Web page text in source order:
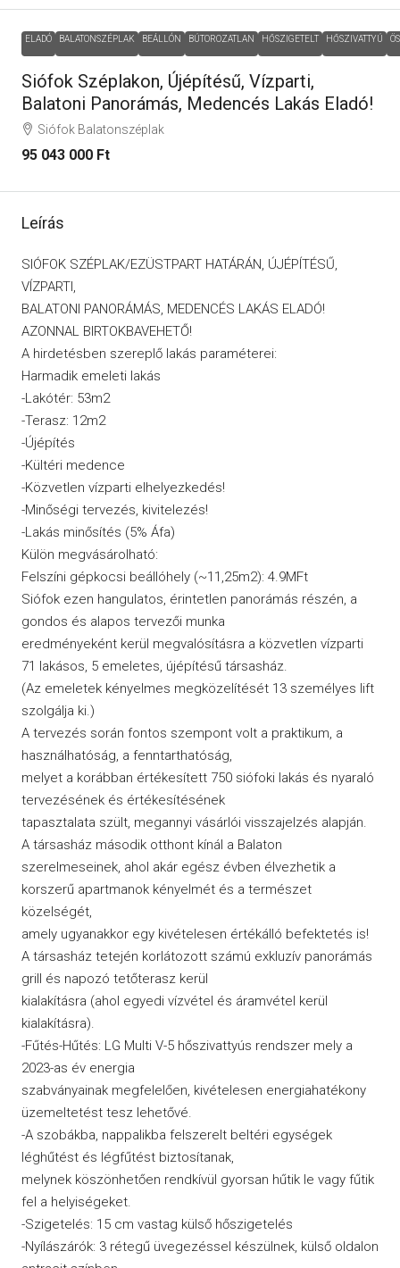
ELADÓ BALATONSZÉPLAK BEÁLLÓN BÚTOROZATLAN HŐSZIGETELT HŐSZIVATTYÚ
Siófok Széplakon, Újépítésű, Vízparti,
Balatoni Panorámás, Medencés Lakás Eladó!
Siófok Balatonszéplak
95 043 000 Ft
Leírás
SIÓFOK SZÉPLAK/EZÜSTPART HATÁRÁN, ÚJÉPÍTÉSŰ,
VÍZPARTI,
BALATONI PANORÁMÁS, MEDENCÉS LAKÁS ELADÓ!
AZONNAL BIRTOKBAVEHETŐ!
A hirdetésben szereplő lakás paraméterei:
Harmadik emeleti lakás
-Lakótér: 53m2
-Terasz: 12m2
-Újépítés
-Kültéri medence
-Közvetlen vízparti elhelyezkedés!
-Minőségi tervezés, kivitelezés!
-Lakás minősítés (5% Áfa)
Külön megvásárolható:
Felszíni gépkocsi beállóhely (~11,25m2): 4.9MFt
Siófok ezen hangulatos, érintetlen panorámás részén, a
gondos és alapos tervezői munka
eredményeként kerül megvalósításra a közvetlen vízparti
71 lakásos, 5 emeletes, újépítésű társasház.
(Az emeletek kényelmes megközelítését 13 személyes lift
szolgálja ki.)
A tervezés során fontos szempont volt a praktikum, a
használhatóság, a fenntarthatóság,
melyet a korábban értékesített 750 siófoki lakás és nyaraló
tervezésének és értékesítésének
tapasztalata szült, megannyi vásárlói visszajelzés alapján.
A társasház második otthont kínál a Balaton
szerelmeseinek, ahol akár egész évben élvezhetik a
korszerű apartmanok kényelmét és a természet
közelségét,
amely ugyanakkor egy kivételesen értékálló befektetés is!
A társasház tetején korlátozott számú exkluzív panorámás
grill és napozó tetőterasz kerül
kialakításra (ahol egyedi vízvétel és áramvétel kerül
kialakításra).
-Fűtés-Hűtés: LG Multi V-5 hőszivattyús rendszer mely a
2023-as év energia
szabványainak megfelelően, kivételesen energiahatékony
üzemeltetést tesz lehetővé.
-A szobákba, nappalikba felszerelt beltéri egységek
léghűtést és légfűtést biztosítanak,
melynek köszönhetően rendkívül gyorsan hűtik le vagy fűtik
fel a helyiségeket.
-Szigetelés: 15 cm vastag külső hőszigetelés
-Nyílászárók: 3 rétegű üvegezéssel készülnek, külső oldalon